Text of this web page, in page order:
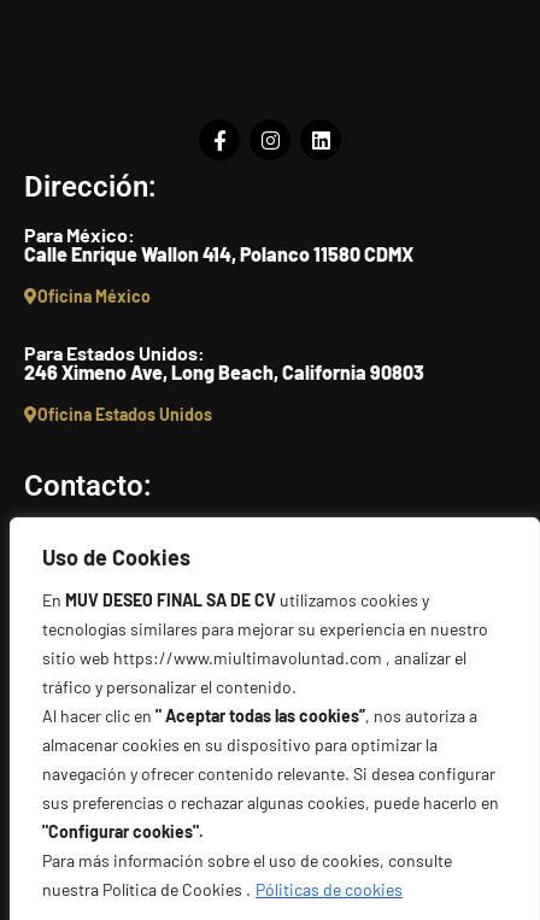
Uso de Cookies
En MUV DESEO FINAL SA DE CV utilizamos cookies y
tecnologías similares para mejorar su experiencia en nuestro
sitio web https://www.miultimavoluntad.com , analizar el
tráfico y personalizar el contenido.
Al hacer clic en " Aceptar todas las cookies”, nos autoriza a
almacenar cookies en su dispositivo para optimizar la
navegación y ofrecer contenido relevante. Si desea configurar
sus preferencias o rechazar algunas cookies, puede hacerlo en
"Configurar cookies".
Para más información sobre el uso de cookies, consulte
nuestra Política de Cookies . Póliticas de cookies
Dirección:
Para México:
Calle Enrique Wallon 414, Polanco 11580 CDMX
Oficina México
Para Estados Unidos:
246 Ximeno Ave, Long Beach, California 90803
Oficina Estados Unidos
Contacto:
+1 56 2588 4766
Directorio:
Términos y condiciones
Cookie policy